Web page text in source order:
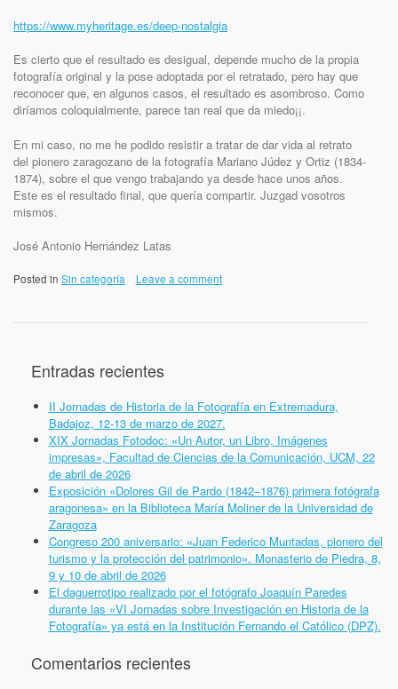
https://www.myheritage.es/deep-nostalgia
Es cierto que el resultado es desigual, depende mucho de la propia
fotografía original y la pose adoptada por el retratado, pero hay que
reconocer que, en algunos casos, el resultado es asombroso. Como
diríamos coloquialmente, parece tan real que da miedo¡¡.
En mi caso, no me he podido resistir a tratar de dar vida al retrato
del pionero zaragozano de la fotografía Mariano Júdez y Ortiz (1834-
1874), sobre el que vengo trabajando ya desde hace unos años.
Este es el resultado final, que quería compartir. Juzgad vosotros
mismos.
José Antonio Hernández Latas
Posted in Sin categoría Leave a comment
Entradas recientes
II Jornadas de Historia de la Fotografía en Extremadura,
Badajoz, 12-13 de marzo de 2027.
XIX Jornadas Fotodoc: «Un Autor, un Libro, Imágenes
impresas», Facultad de Ciencias de la Comunicación, UCM, 22
de abril de 2026
Exposición «Dolores Gil de Pardo (1842–1876) primera fotógrafa
aragonesa» en la Biblioteca María Moliner de la Universidad de
Zaragoza
Congreso 200 aniversario: «Juan Federico Muntadas, pionero del
turismo y la protección del patrimonio». Monasterio de Piedra, 8,
9 y 10 de abril de 2026
El daguerrotipo realizado por el fotógrafo Joaquín Paredes
durante las «VI Jornadas sobre Investigación en Historia de la
Fotografía» ya está en la Institución Fernando el Católico (DPZ).
Comentarios recientes